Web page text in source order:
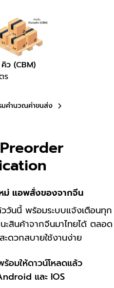
ว (CBM)
ร
มคำนวณค่าขนส่ง
ม่ แอพสั่งของจากจีน
วันนี้ พร้อมระบบแจ้งเตือนทุก
ะสินค้าจากจีนมาไทยได้ ตลอด
ดวกสบายใช้งานง่าย
อมให้ดาวน์โหลดแล้ว
และ IOS